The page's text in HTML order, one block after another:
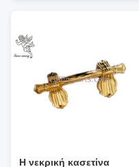
Η νεκρική κασετίνα